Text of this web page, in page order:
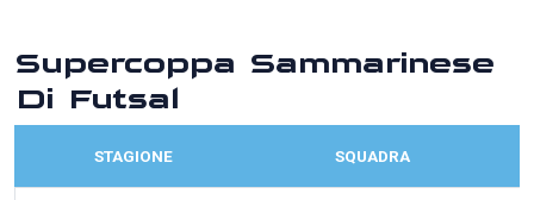
Supercoppa Sammarinese
Di Futsal
STAGIONE SQUADRA